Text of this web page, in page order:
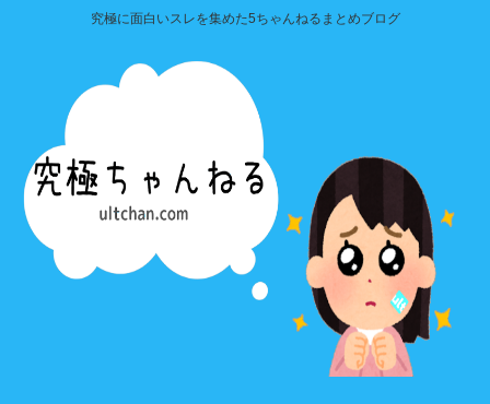
究極に面白いスレを集めた5ちゃんねるまとめブログ